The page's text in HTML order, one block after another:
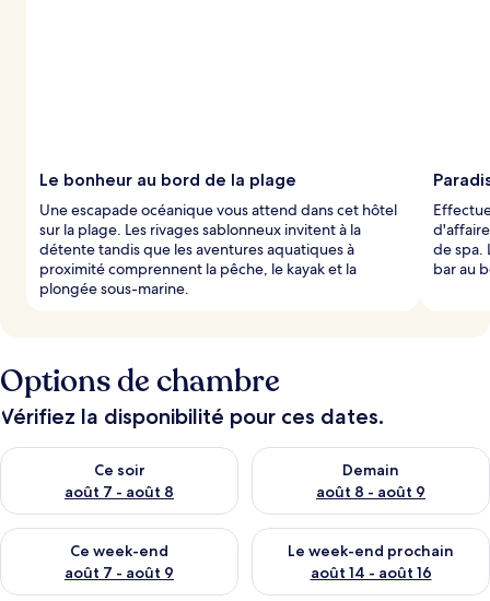
e
s
Le bonheur au bord de la plage
Une escapade océanique vous attend dans cet hôtel
sur la plage. Les rivages sablonneux invitent à la
détente tandis que les aventures aquatiques à
proximité comprennent la pêche, le kayak et la
plongée sous-marine.
de spa.
bar au
Options de chambre
Vérifiez la disponibilité pour ces dates.
Ce soir
août 7 - août 8
Vérifier la disponibilité pour ce soir août 7 - août 8
Demain
août 8 - août 9
Vérifier la disponibilité pour
Ce week-end
août 7 - août 9
Vérifier la disponibilité pour ce week-end août 7 - août 9
Le week-end prochain
août 14 - août 16
Vérifier la disponibilité pour